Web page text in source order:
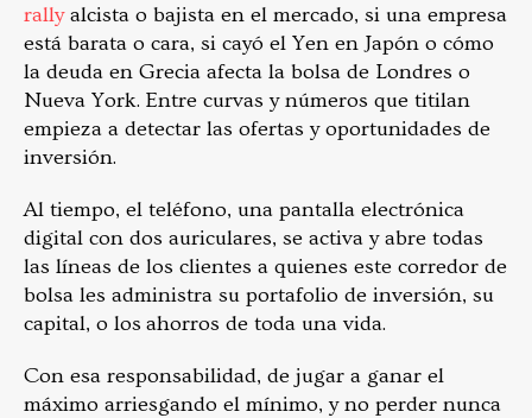
rallyalcista o bajista en el mercado, si una empresa
está barata o cara, si cayó el Yen en Japón o cómo
la deuda en Grecia afecta la bolsa de Londres o
Nueva York. Entre curvas y números que titilan
empieza a detectar las ofertas y oportunidades de
inversión.
Al tiempo, el teléfono, una pantalla electrónica
digital con dos auriculares, se activa y abre todas
las líneas de los clientes a quienes este corredor de
bolsa les administra su portafolio de inversión, su
capital, o los ahorros de toda una vida.
Con esa responsabilidad, de jugar a ganar el
máximo arriesgando el mínimo, y no perder nunca